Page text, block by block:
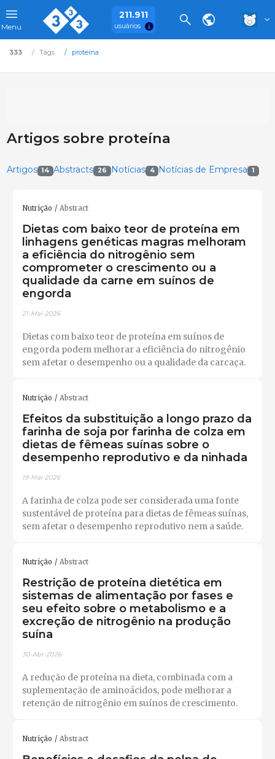
Menu
211.911
usuários
333 Tags proteína
Artigos sobre proteína
Artigos 14 Abstracts 26 Notícias 4 Notícias de Empresa 1
Nutrição Abstract
Dietas com baixo teor de proteína em
linhagens genéticas magras melhoram
a eficiência do nitrogênio sem
comprometer o crescimento ou a
qualidade da carne em suínos de
engorda
21-Mai-2026
Dietas com baixo teor de proteína em suínos de
engorda podem melhorar a eficiência do nitrogênio
sem afetar o desempenho ou a qualidade da carcaça.
Nutrição Abstract
Efeitos da substituição a longo prazo da
farinha de soja por farinha de colza em
dietas de fêmeas suínas sobre o
desempenho reprodutivo e da ninhada
19-Mai-2026
A farinha de colza pode ser considerada uma fonte
sustentável de proteína para dietas de fêmeas suínas,
sem afetar o desempenho reprodutivo nem a saúde.
Nutrição Abstract
Restrição de proteína dietética em
sistemas de alimentação por fases e
seu efeito sobre o metabolismo e a
excreção de nitrogênio na produção
suína
30-Abr-2026
A redução de proteína na dieta, combinada com a
suplementação de aminoácidos, pode melhorar a
retenção de nitrogênio em suínos de crescimento.
Nutrição Abstract